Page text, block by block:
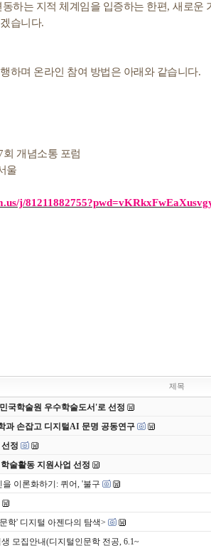
하는 지적 체계임을 입증하는 한편, 새로운
습니다.
하며 온라인 참여 방법은 아래와 같습니다.
회 개념소통 포럼
울
j/
제목
국학술원 우수학술도서'로 선정
과 손잡고 디지털AI 문명 공동연구
정
술활동 지원사업 선정
이론화하기: 퀴어, '불구
학' 디지털 아젠다의 탐색>
모집안내(디지털인문학 전공, 6.1~